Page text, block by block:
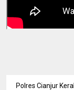
Polres Cianjur